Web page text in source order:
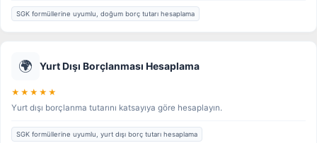
SGK formüllerine uyumlu, doğum borç tutarı hesaplama
🌍 Yurt Dışı Borçlanması Hesaplama
★★★★★
Yurt dışı borçlanma tutarını katsayıya göre hesaplayın.
SGK formüllerine uyumlu, yurt dışı borç tutarı hesaplama